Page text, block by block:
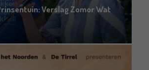
Verslag Zomor Wat